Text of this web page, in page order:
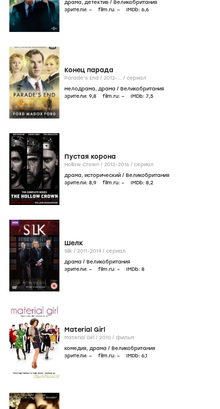
драма, детектив / Великобритания
зрители: – film.ru: – IMDb: 6,6
Конец парада
Parade's End / 2012-... / сериал
мелодрама, драма / Великобритания
зрители: 9,8 film.ru: – IMDb: 7,5
Пустая корона
Hollow Crown / 2012-2016 / сериал
драма, исторический / Великобритания
зрители: 8,9 film.ru: – IMDb: 8,2
Шелк
Silk / 2011-2014 / сериал
драма / Великобритания
зрители: – film.ru: – IMDb: 8
Material Girl
Material Girl / 2010 / фильм
комедия, драма / Великобритания
зрители: – film.ru: – IMDb: 6,1